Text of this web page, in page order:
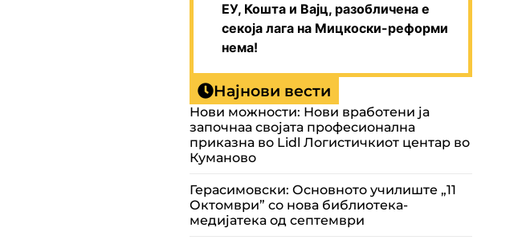
ЕУ, Кошта и Вајц, разобличена е
секоја лага на Мицкоски-реформи
нема!
Најнови вести
Нови можности: Нови вработени ја
започнаа својата професионална
приказна во Lidl Логистичкиот центар во
Куманово
Герасимовски: Основното училиште „11
Октомври” со нова библиотека-
медијатека од септември